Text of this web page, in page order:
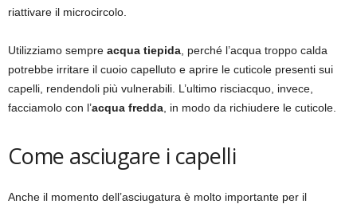
riattivare il microcircolo.
Utilizziamo sempre acqua tiepida , perché l’acqua troppo calda
potrebbe irritare il cuoio capelluto e aprire le cuticole presenti sui
capelli, rendendoli più vulnerabili. L’ultimo risciacquo, invece,
facciamolo con l’acqua fredda , in modo da richiudere le cuticole.
Come asciugare i capelli
Anche il momento dell’asciugatura è molto importante per il